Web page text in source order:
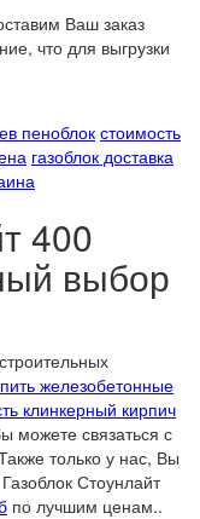
Ваш заказ
что для выгрузки
пеноблокстоимость
газоблок доставка
400
выбор
железобетонные
клинкерный кирпич
можете связаться с
только у нас, Вы
Стоунлайт
по лучшим ценам..